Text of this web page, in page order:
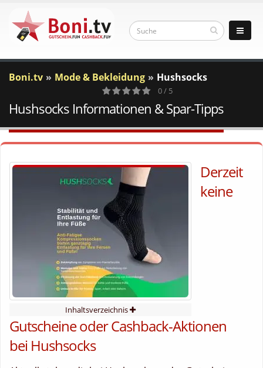
Boni.tv Mode & Bekleidung Hushsocks
0
Votes
0 / 5
Hushsocks Informationen & Spar-Tipps
Inhaltsverzeichnis
Derzeit
keine
Gutscheine oder Cashback-Aktionen
bei Hushsocks